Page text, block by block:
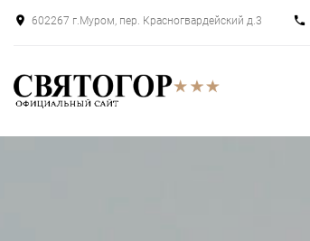
602267 г.Муром, пер. Красногвардейский д.3